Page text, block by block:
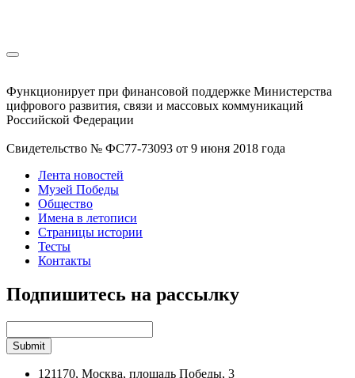
Функционирует при финансовой поддержке Министерства
цифрового развития, связи и массовых коммуникаций
Российской Федерации
Свидетельство № ФС77-73093 от 9 июня 2018 года
Лента новостей
Музей Победы
Общество
Имена в летописи
Страницы истории
Тесты
Контакты
Подпишитесь на рассылку
121170, Москва, площадь Победы, 3